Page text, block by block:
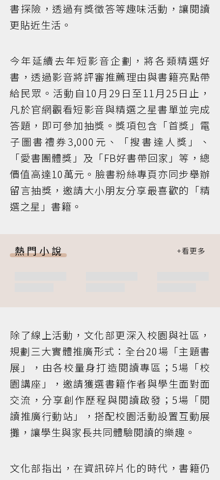
書探險，透過有獎徵答等趣味活動，讓閱讀
更貼近生活。
今年延續去年短影音企劃，將各類精選好
書，透過影音將評審推薦理由與書籍亮點帶
給民眾。活動自10月29日至11月25日止，
凡於官網觀看短影音與精選之星書單並完成
答題，即可參加抽獎。獎項包含「首獎」電
子圖書禮券3,000元、「搜書達人獎」、
「愛書團體獎」及「FB好書帶回家」等，總
價值高達10萬元。臉書粉絲專頁亦同步舉辦
留言抽獎，邀請大小朋友分享最喜歡的「精
選之星」書籍。
熱門小說
除了線上活動，文化部更深入校園與社區，
規劃三大實體推廣形式：全台20場「主題書
展」，由各校量身打造閱讀專區；5場「校
園講座」，邀請獲選書籍作者與學生面對面
交流，分享創作歷程與閱讀啟發；5場「閱
讀推廣行動站」，搭配校園活動設置互動展
攤，讓學生與家長共同體驗閱讀的樂趣。
文化部指出，在資訊碎片化的時代，書籍仍